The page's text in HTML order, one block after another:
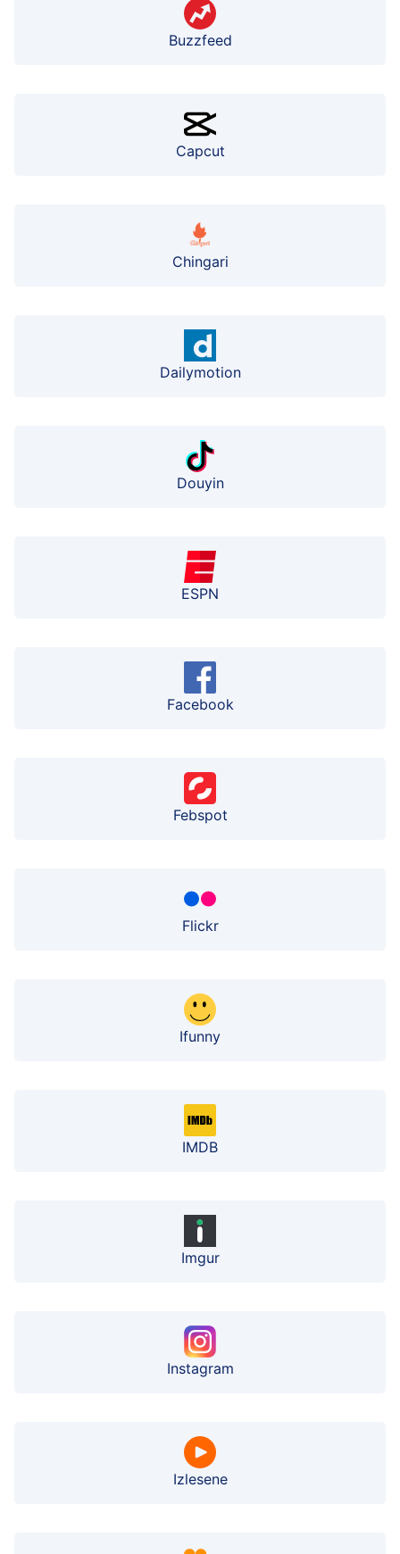
Buzzfeed
Capcut
Chingari
Dailymotion
Douyin
ESPN
Facebook
Febspot
Flickr
Ifunny
IMDB
Imgur
Instagram
Izlesene